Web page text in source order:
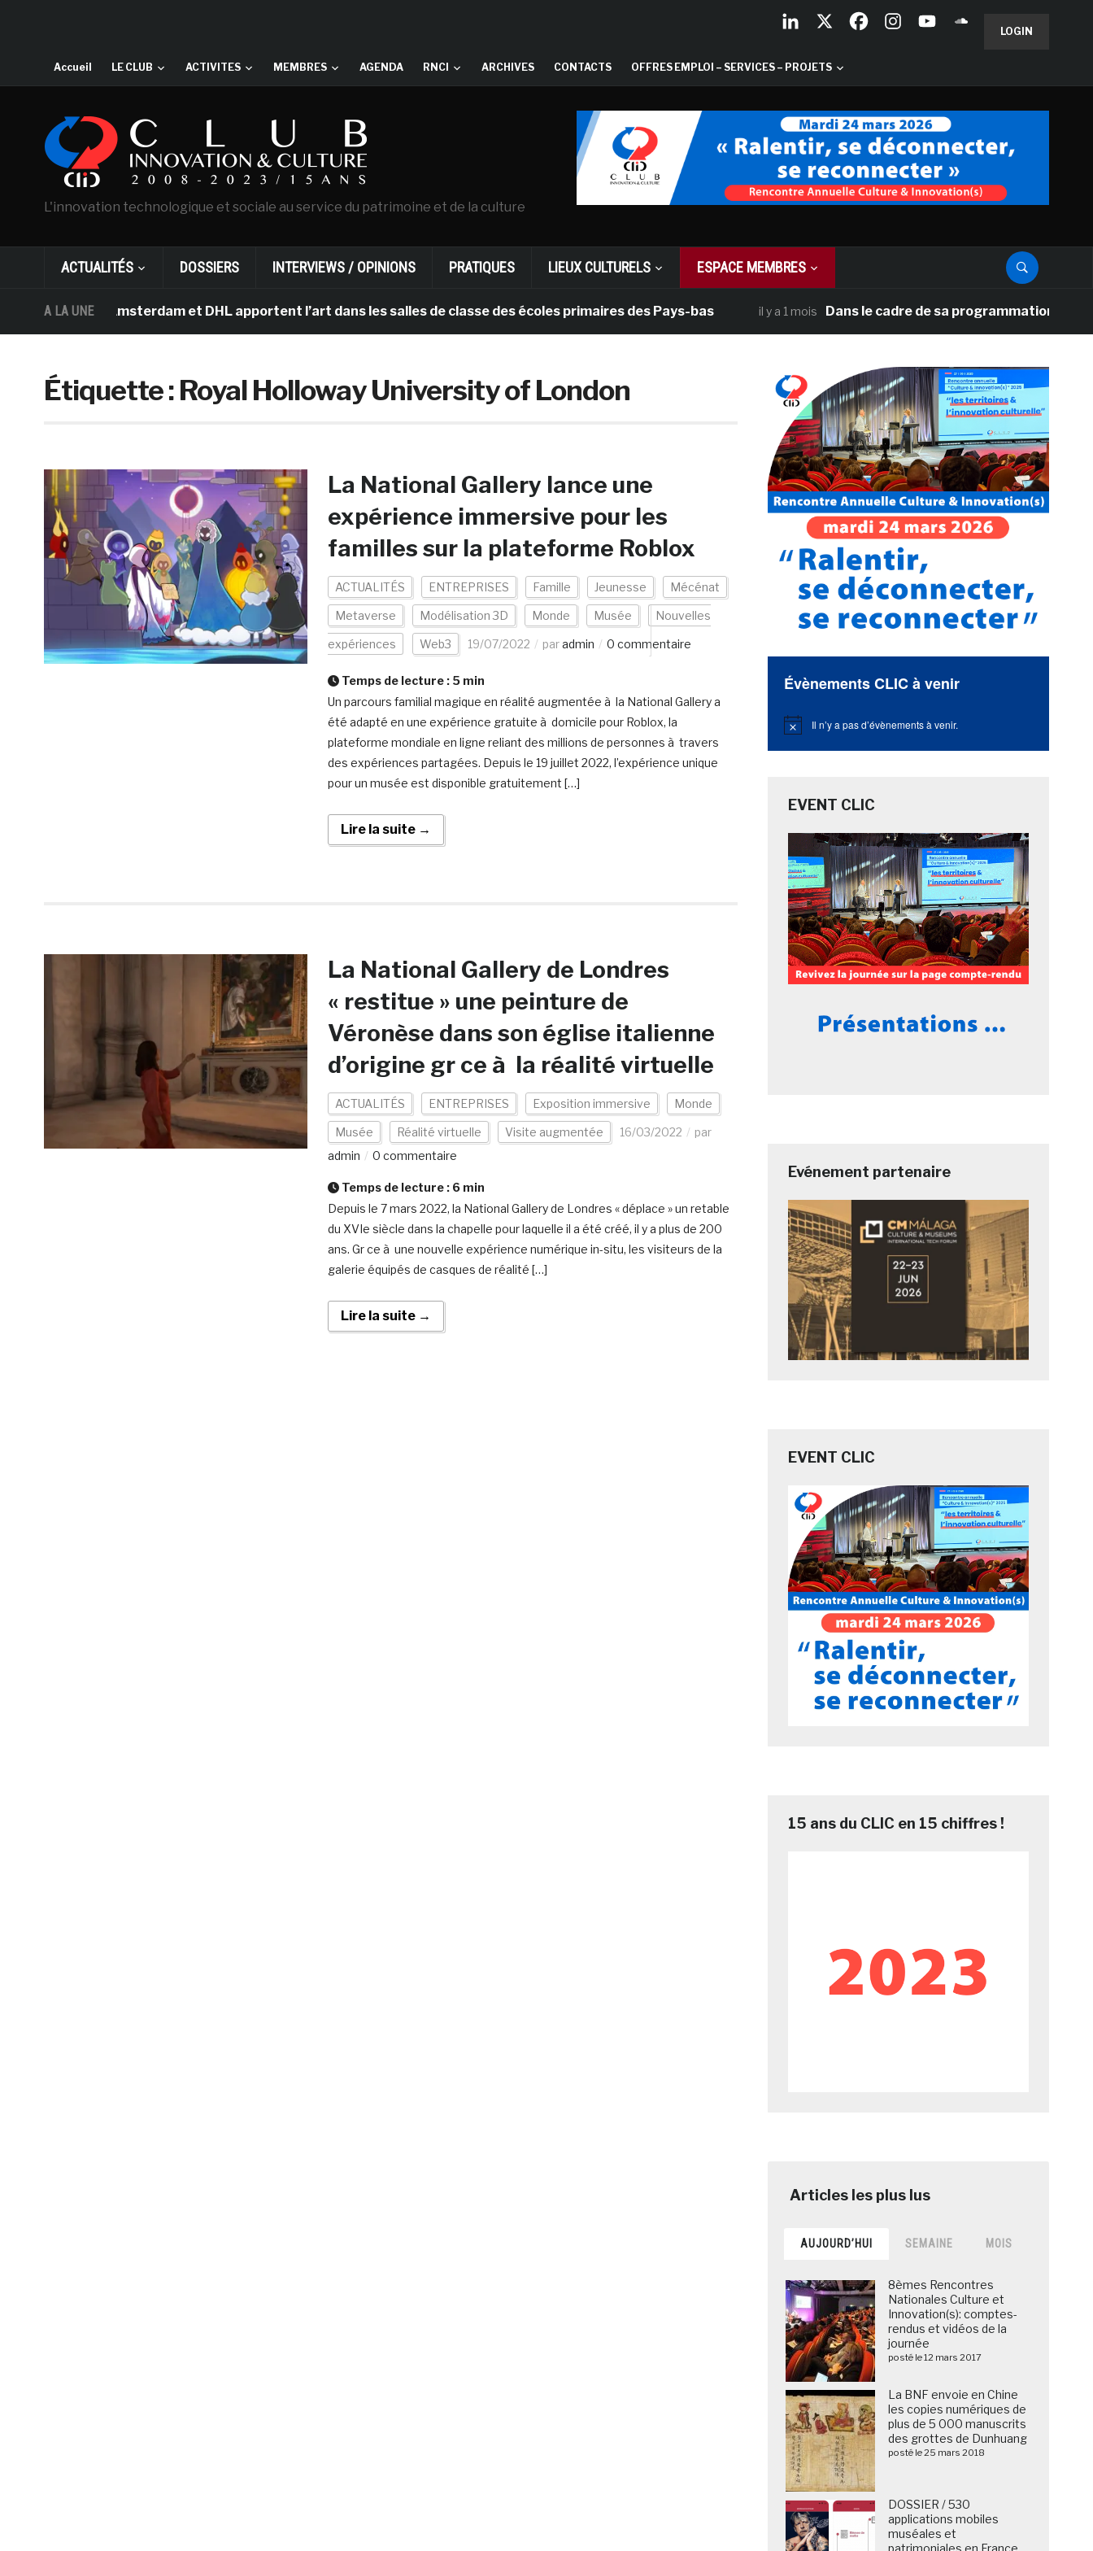
LOGIN
Accueil LE CLUB ACTIVITES MEMBRES AGENDA RNCI ARCHIVES CONTACTS OFFRES EMPLOI – SERVICES – PROJETS
L'innovation technologique et sociale au service du patrimoine et de la culture
ACTUALITÉS DOSSIERS INTERVIEWS / OPINIONS PRATIQUES LIEUX CULTURELS ESPACE MEMBRES
A LA UNE
Gogh d’Amsterdam et DHL apportent l’art dans les salles de classe des écoles primaires des Pays-bas il y a 1 mois Dans le cadre de sa programmation
Étiquette :Royal Holloway University of London
La National Gallery lance une
expérience immersive pour les
familles sur la plateforme Roblox
ACTUALITÉS ENTREPRISES Famille Jeunesse Mécénat
Metaverse Modélisation 3D Monde Musée Nouvelles
expériences Web3 19/07/2022 paradmin 0 commentaire
Temps de lecture : 5 min
Un parcours familial magique en réalité augmentée à la National Gallery a
été adapté en une expérience gratuite à domicile pour Roblox, la
plateforme mondiale en ligne reliant des millions de personnes à travers
des expériences partagées. Depuis le 19 juillet 2022, l’expérience unique
pour un musée est disponible gratuitement […]
Lire la suite →
La National Gallery de Londres
« restitue » une peinture de
Véronèse dans son église italienne
d’origine gr ce à la réalité virtuelle
ACTUALITÉS ENTREPRISES Exposition immersive Monde
Musée Réalité virtuelle Visite augmentée 16/03/2022
par
admin
0 commentaire
Temps de lecture : 6 min
Depuis le 7 mars 2022, la National Gallery de Londres « déplace » un retable
du XVIe siècle dans la chapelle pour laquelle il a été créé, il y a plus de 200
ans. Gr ce à une nouvelle expérience numérique in-situ, les visiteurs de la
galerie équipés de casques de réalité […]
Lire la suite →
Évènements CLIC à venir
Notice Il n’y a pas d’évènements à venir.
EVENT CLIC
Evénement partenaire
EVENT CLIC
15 ans du CLIC en 15 chiffres !
AUJOURD’HUI SEMAINE MOIS
8èmes Rencontres
Nationales Culture et
Innovation(s): comptes-
rendus et vidéos de la
journée
posté le 12 mars 2017
La BNF envoie en Chine
les copies numériques de
plus de 5 000 manuscrits
des grottes de Dunhuang
posté le 25 mars 2018
DOSSIER / 530
applications mobiles
muséales et